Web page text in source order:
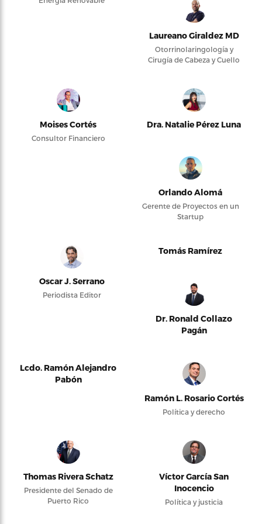
Laureano Giraldez MD
Otorrinolaringología y
Cirugía de Cabeza y Cuello
Moises Cortés
Consultor Financiero
Dra. Natalie Pérez Luna
Orlando Alomá
Gerente de Proyectos en un
Startup
Oscar J. Serrano
Periodista Editor
Tomás Ramírez
Dr. Ronald Collazo
Pagán
Lcdo. Ramón Alejandro
Pabón
Ramón L. Rosario Cortés
Política y derecho
Thomas Rivera Schatz
Presidente del Senado de
Puerto Rico
Víctor García San
Inocencio
Política y justicia